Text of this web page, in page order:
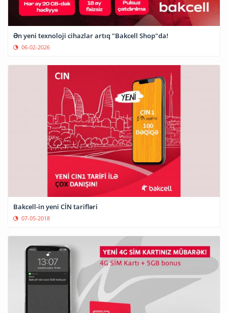
Ən yeni texnoloji cihazlar artıq "Bakcell Shop"da!
06-02-2026
Bakcell-in yeni CİN tarifləri
07-05-2018